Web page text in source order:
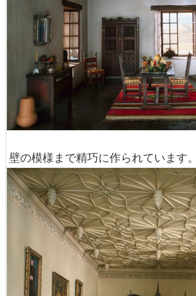
壁の模様まで精巧に作られています。